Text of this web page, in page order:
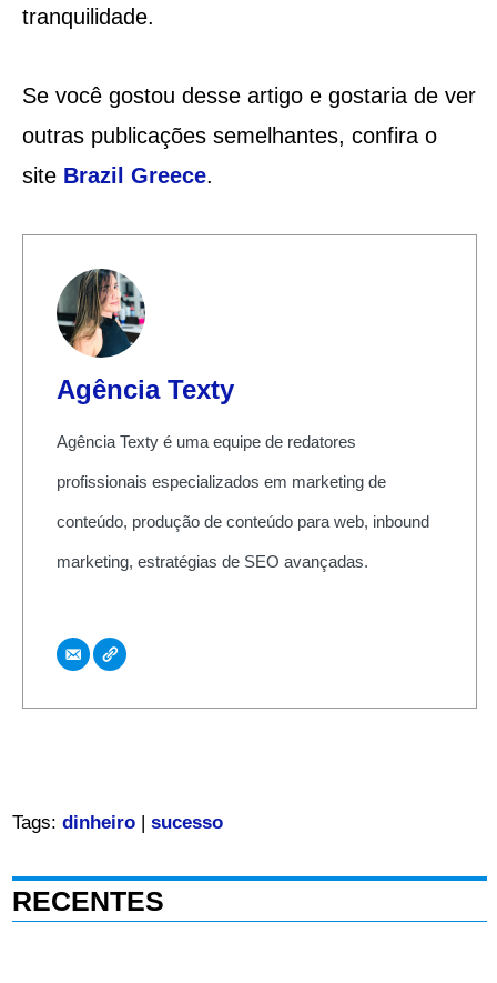
tranquilidade.
Se você gostou desse artigo e gostaria de ver
outras publicações semelhantes, confira o
site Brazil Greece.
Agência Texty
Agência Texty é uma equipe de redatores
profissionais especializados em marketing de
conteúdo, produção de conteúdo para web, inbound
marketing, estratégias de SEO avançadas.
Tags: dinheiro| sucesso
RECENTES